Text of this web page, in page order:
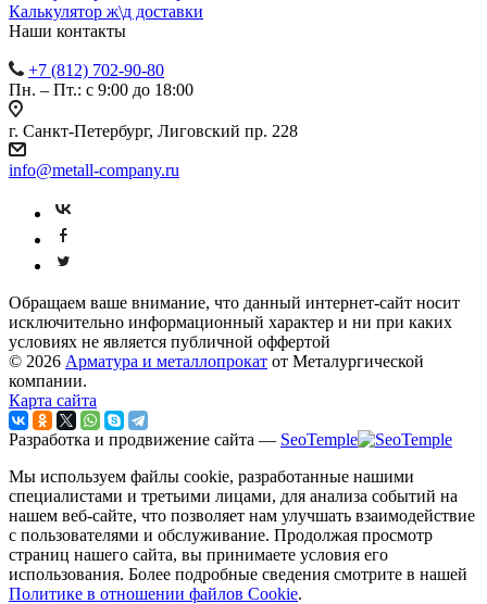
Калькулятор ж\д доставки
Наши контакты
+7 (812) 702-90-80
Пн. – Пт.: с 9:00 до 18:00
г. Санкт-Петербург, Лиговский пр. 228
info@metall-company.ru
Обращаем ваше внимание, что данный интернет-сайт носит
исключительно информационный характер и ни при каких
условиях не является публичной оффертой
© 2026 Арматура и металлопрокат от Металургической
компании.
Карта сайта
Разработка и продвижение сайта — SeoTemple
Мы используем файлы cookie, разработанные нашими
специалистами и третьими лицами, для анализа событий на
нашем веб-сайте, что позволяет нам улучшать взаимодействие
с пользователями и обслуживание. Продолжая просмотр
страниц нашего сайта, вы принимаете условия его
использования. Более подробные сведения смотрите в нашей
Политике в отношении файлов Cookie.